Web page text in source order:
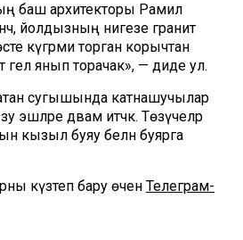
баш архитекторы Рамил
йолдызның нигезе гранит
күгәрми торган корычтан
гел янып торачак», — диде ул.
сугышында катнашучылар
эшләре дәвам итәчәк. Төзүчеләр
кызыл буяу белнә буярга
күзәтеп бару өчен Телеграм-